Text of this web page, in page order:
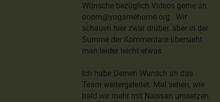
Wünsche bezüglich Videos gerne an
ooom@yogamehome.org . Wir
schauen hier zwar drüber, aber in der
Summe der Kommentare übersieht
man leider leicht etwas.
Ich habe Deinen Wunsch an das
Team weitergeleitet. Mal sehen, wie
bald wir mehr mit Naissan umsetzen